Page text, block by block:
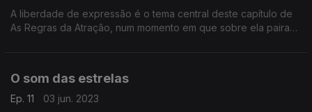
A liberdade de expressão é o tema central deste capítulo de
As Regras da Atração, num momento em que sobre ela pairam
O som das estrelas
Ep. 11
03 jun. 2023